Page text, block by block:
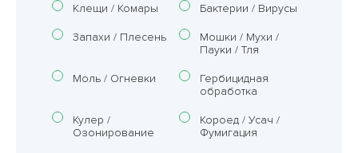
Клещи / Комары Бактерии / Вирусы
Запахи / Плесень
Мошки / Мухи /
Пауки / Тля
Моль / Огневки
Гербицидная
обработка
Кулер /
Озонирование
Короед / Усач /
Фумигация